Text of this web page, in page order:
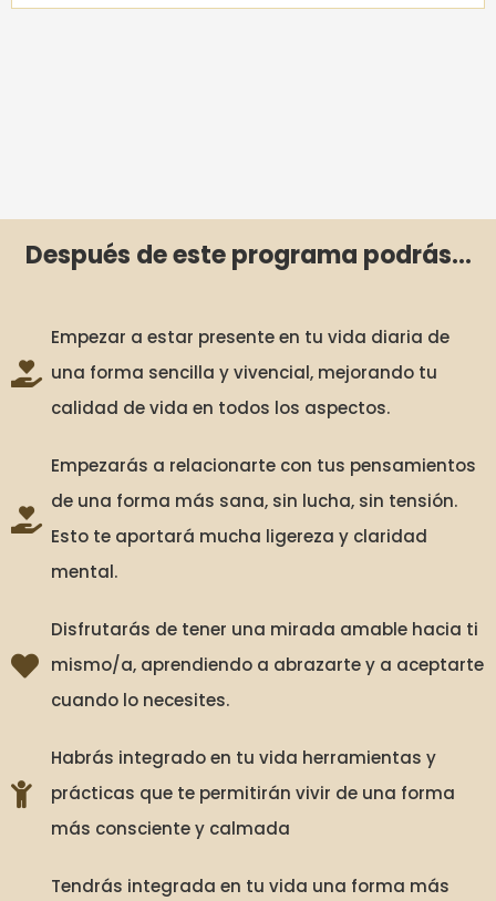
Después de este programa podrás...
Empezar a estar presente en tu vida diaria de
una forma sencilla y vivencial, mejorando tu
calidad de vida en todos los aspectos.
Empezarás a relacionarte con tus pensamientos
de una forma más sana, sin lucha, sin tensión.
Esto te aportará mucha ligereza y claridad
mental.
Disfrutarás de tener una mirada amable hacia ti
mismo/a, aprendiendo a abrazarte y a aceptarte
cuando lo necesites.
Habrás integrado en tu vida herramientas y
prácticas que te permitirán vivir de una forma
más consciente y calmada
Tendrás integrada en tu vida una forma más